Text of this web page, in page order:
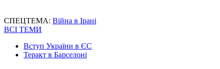
СПЕЦТЕМА: Війна в Ірані
ВСІ ТЕМИ
Вступ України в ЄС
Теракт в Барселоні